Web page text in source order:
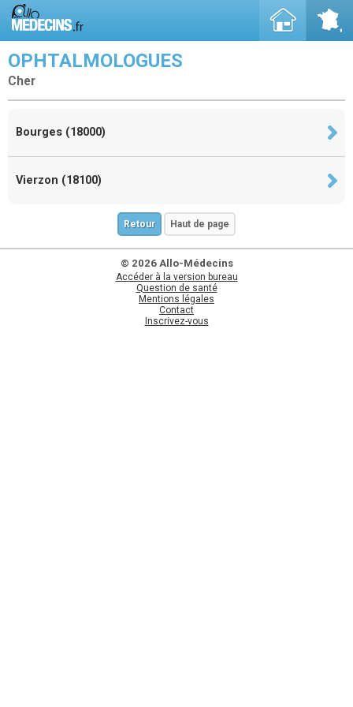
OPHTALMOLOGUES
Cher
Bourges (18000)
Vierzon (18100)
Retour Haut de page
© 2026 Allo-Médecins
Accéder à la version bureau
Question de santé
Mentions légales
Contact
Inscrivez-vous